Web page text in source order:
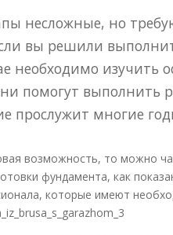
несложные, но
вы решили
необходимо изучить
помогут выполнить
прослужит многие
возможность, то можно
фундамента, как
которые имеют